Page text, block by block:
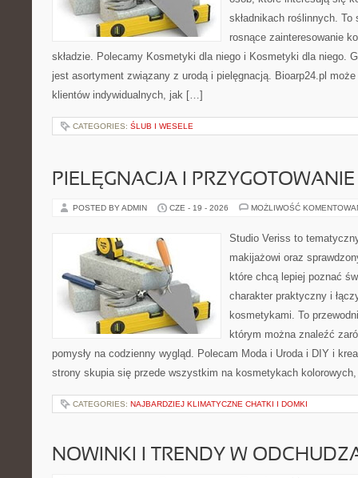
składnikach roślinnych.
rosnące zainteresowanie
składzie. Polecamy Kosmetyki dla niego i Kosmetyki dla niego.
jest asortyment związany z urodą i pielęgnacją. Bioarp24.pl
klientów indywidualnych, jak […]
CATEGORIES: ŚLUB I WESELE
PIELĘGNACJA I
POSTED BY ADMIN CZE - 19 - 2026 MOŻLIWOŚĆ
Studio Veriss to
makijażowi oraz
które chcą lepiej poznać
charakter praktyczny i
kosmetykami. To
którym można znaleźć
pomysły na codzienny wygląd. Polecam Moda i Uroda i DIY i
strony skupia się przede wszystkim na kosmetykach
CATEGORIES: NAJBARDZIEJ KLIMATYCZNE CHATKI I DOMKI
NOWINKI I TRENDY W